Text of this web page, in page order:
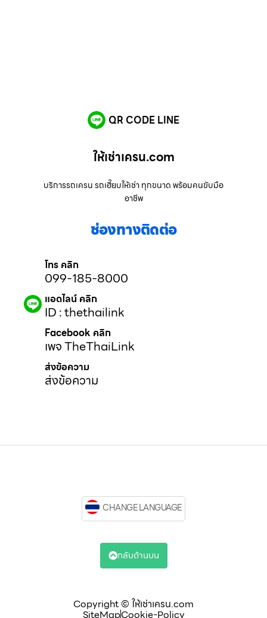
QR CODE LINE
ให้เช่าเครน.com
บริการรถเครน รถเฮี๊ยบให้เช่า ทุกขนาด พร้อมคนขับมือ
อาชีพ
ช่องทางติดต่อ
โทร คลิก
099-185-8000
แอดไลน์ คลิก
ID : thethailink
Facebook คลิก
เพจ TheThaiLink
ส่งข้อความ
ส่งข้อความ
Copyright © ให้เช่าเครน.com
SiteMapCookie-Policy
CHANGE LANGUAGE
กลับด้านบน